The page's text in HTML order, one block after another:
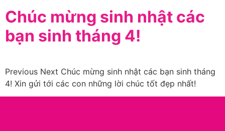
Chúc mừng sinh nhật các
bạn sinh tháng 4!
Previous Next Chúc mừng sinh nhật các bạn sinh tháng
4! Xin gửi tới các con những lời chúc tốt đẹp nhất!